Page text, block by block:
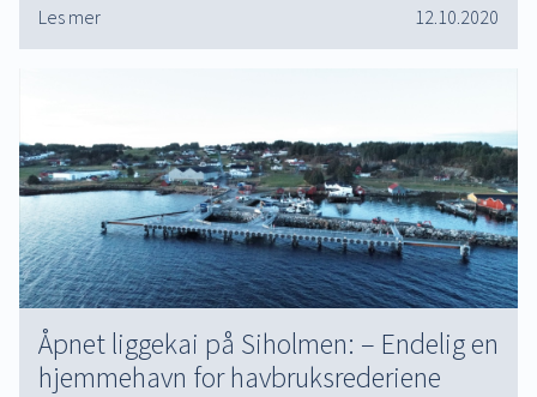
Les mer 12.10.2020
Åpnet liggekai på Siholmen: – Endelig en
hjemmehavn for havbruksrederiene